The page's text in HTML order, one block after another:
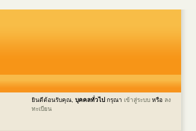
ยินดีต้อนรับคุณ, บุคคลทั่วไป กรุณา เข้าสู่ระบบ หรือ ลง
ทะเบียน